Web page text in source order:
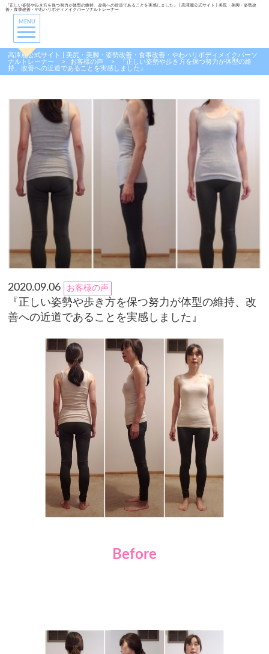
『正しい姿勢や歩き方を保つ努力が体型の維持、改善への近道であることを実感しました』 | 高澤麗公式サイト | 美尻・美脚・姿勢改
善・食事改善・やわハリボディメイクパーソナルトレーナー
MENU
高澤麗公式サイト | 美尻・美脚・姿勢改善・食事改善・やわハリボディメイクパーソ
ナルトレーナー
> お客様の声 >
『正しい姿勢や歩き方を保つ努力が体型の維
持、改善への近道であることを実感しました』
2020.09.06 お客様の声
『正しい姿勢や歩き方を保つ努力が体型の維持、改
善への近道であることを実感しました』
Before